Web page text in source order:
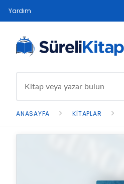
Yardım
ANASAYFA KITAPLAR